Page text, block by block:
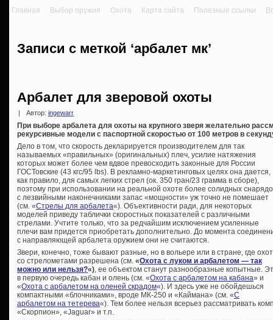
Главная Выбор оружия Охота Карта сайта Полезные ссылки
Записи с меткой ‘арбалет мк’
Арбалет для зверовой охоты
Автор: ingewarr
При выборе арбалета для охоты на крупного зверя желательно
рекурсивные модели с паспортной скоростью от 100 метров в
Дело в том, что скорость декларируется производителем для так
называемых «правильных» (оригинальных) плеч, усилие натяжения
которых может более чем вдвое превосходить законные для России
ГОСТовские (43 кгс/95 lbs). В рекламно-маркетинговых целях она дается,
как правило, для самых легких стрел (ок. 350 гран/23 грамма в сборе),
поэтому при использовании на реальной охоте более солидных
с лезвийными наконечниками запас «мощности» уж точно не помешает
(см. «Стрелы для арбалета«). Объективности ради, для некоторых
моделей приведу таблички скоростных показателей с различными
стрелами. Учтите только, что за редчайшим исключением усиленные
плечи вам придется приобретать дополнительно. До момента
с направляющей арбалета оружием они не считаются.
Звери, конечно, тоже бывают разные, но в вольере или в стране, где
со стрелометами разрешена (см. «Охота с луком и арбалетом — так
можно или нельзя?«), ее объектом станут разнообразные копытные.
в первую очередь кабан и олень (см. «Охота с арбалетом на кабана» и
«Охота с арбалетом на оленей скрадом«). И здесь уже не обойдешься
компактными «блочниками», вроде МК-250 и «Каймана» (см. «С
арбалетом на тетерева«). Тем более нельзя всерьез рассматривать
«Скорпион», «Jaguar» и т.п.